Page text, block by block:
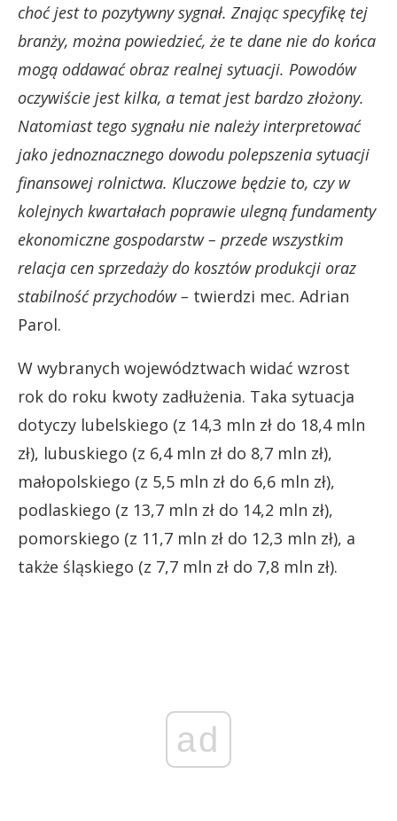
choć jest to pozytywny sygnał. Znając specyfikę tej
branży, można powiedzieć, że te dane nie do końca
mogą oddawać obraz realnej sytuacji. Powodów
oczywiście jest kilka, a temat jest bardzo złożony.
Natomiast tego sygnału nie należy interpretować
jako jednoznacznego dowodu polepszenia sytuacji
finansowej rolnictwa. Kluczowe będzie to, czy w
kolejnych kwartałach poprawie ulegną fundamenty
ekonomiczne gospodarstw – przede wszystkim
relacja cen sprzedaży do kosztów produkcji oraz
stabilność przychodów – twierdzi mec. Adrian
Parol.
W wybranych województwach widać wzrost
rok do roku kwoty zadłużenia. Taka sytuacja
dotyczy lubelskiego (z 14,3 mln zł do 18,4 mln
zł), lubuskiego (z 6,4 mln zł do 8,7 mln zł),
małopolskiego (z 5,5 mln zł do 6,6 mln zł),
podlaskiego (z 13,7 mln zł do 14,2 mln zł),
pomorskiego (z 11,7 mln zł do 12,3 mln zł), a
także śląskiego (z 7,7 mln zł do 7,8 mln zł).
ad